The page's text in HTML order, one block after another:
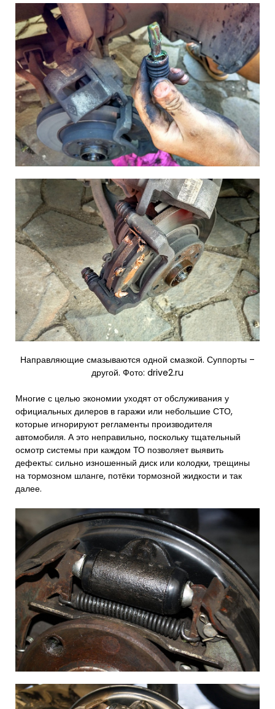
Направляющие смазываются одной смазкой. Суппорты –
другой. Фото: drive2.ru​
Многие с целью экономии уходят от обслуживания у
официальных дилеров в гаражи или небольшие СТО,
которые игнорируют регламенты производителя
автомобиля. А это неправильно, поскольку тщательный
осмотр системы при каждом ТО позволяет выявить
дефекты: сильно изношенный диск или колодки, трещины
на тормозном шланге, потёки тормозной жидкости и так
далее.